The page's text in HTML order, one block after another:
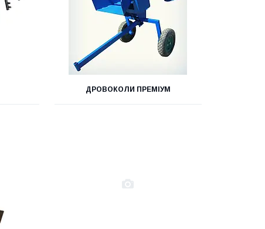
ДРОВОКОЛИ ПРЕМІУМ